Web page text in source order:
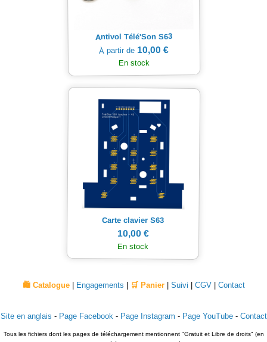
Antivol Télé'Son S63
À partir de 10,00 €
En stock
Carte clavier S63
10,00 €
En stock
🛍️ Catalogue| Engagements 🛒 Panier| Suivi CGV| Contact
Site en anglais - Page Facebook - Page Instagram - Page YouTube- Contact
Tous les fichiers dont les pages de téléchargement mentionnent "Gratuit et Libre de droits" (en